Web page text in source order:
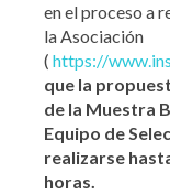
en el proceso a
la Asociación
( https://
que la
de la Muestra
Equipo de
realizarse
horas.